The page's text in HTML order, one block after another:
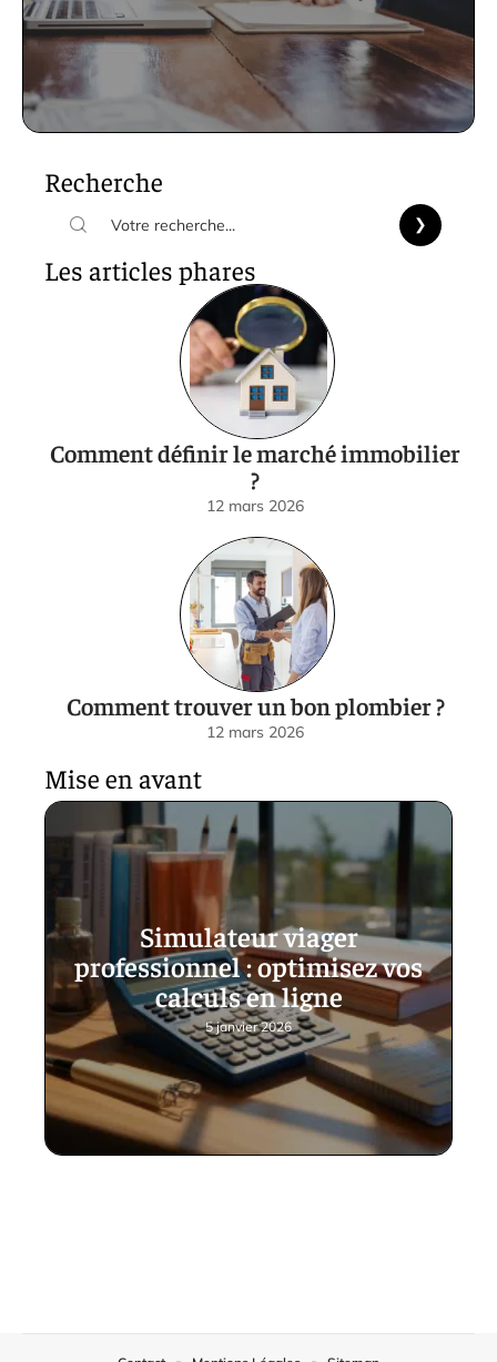
Recherche
Les articles phares
Comment définir le marché immobilier
?
12 mars 2026
Comment trouver un bon plombier ?
12 mars 2026
Mise en avant
Simulateur viager
professionnel : optimisez vos
calculs en ligne
5 janvier 2026